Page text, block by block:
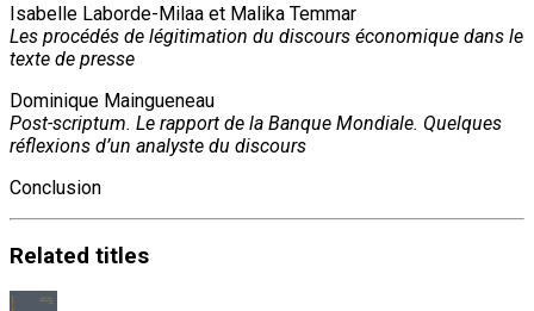
Isabelle Laborde-Milaa et Malika Temmar
Les procédés de légitimation du discours économique dans le
texte de presse
Dominique Maingueneau
Post-scriptum. Le rapport de la Banque Mondiale. Quelques
réflexions d’un analyste du discours
Conclusion
Related titles